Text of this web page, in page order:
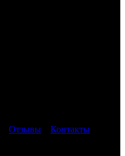
Отзывы
Контакты